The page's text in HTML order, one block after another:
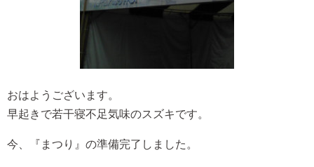
おはようございます。
早起きで若干寝不足気味のスズキです。
今、『まつり』の準備完了しました。